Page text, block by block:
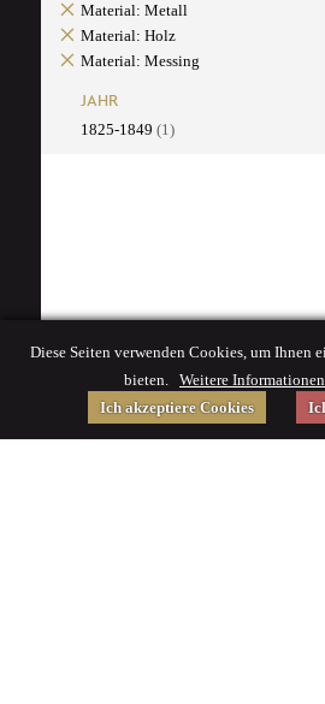
Material: Metall
Material: Holz
Material: Messing
JAHR
1825-1849 (1)
Diese Seiten verwenden Cookies, um Ihnen
bieten. Weitere
Ich akzeptiere Cookies